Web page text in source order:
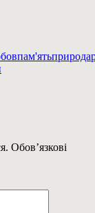
пам'ятьприрода
Обов’язкові